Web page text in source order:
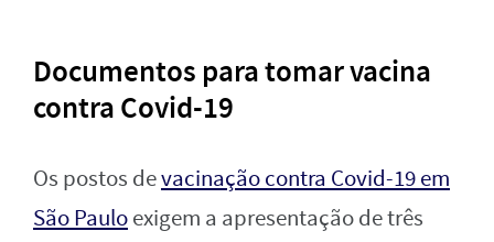
Documentos para tomar vacina
contra Covid-19
Os postos devacinação contra Covid-19 em
São Pauloexigem a apresentação de três